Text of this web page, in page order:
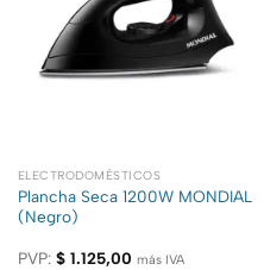
ELECTRODOMÉSTICOS
Plancha Seca 1200W MONDIAL
(Negro)
PVP: $1.125,00 más IVA